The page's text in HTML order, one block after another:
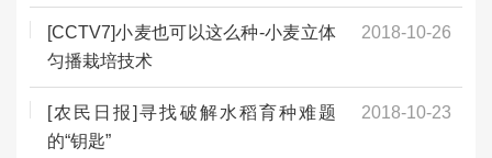
[CCTV7]小麦也可以这么种-小麦立体
匀播栽培技术
2018-10-26
[农民日报]寻找破解水稻育种难题
的“钥匙”
2018-10-23